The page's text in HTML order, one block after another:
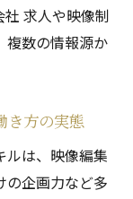
求人や映像制
複数の情報源か
き方の実態
ルは、映像編集
の企画力など多